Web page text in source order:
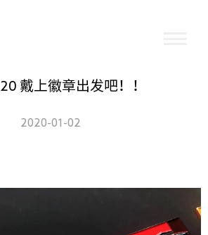
戴上徽章出发吧！！
2020-01-02